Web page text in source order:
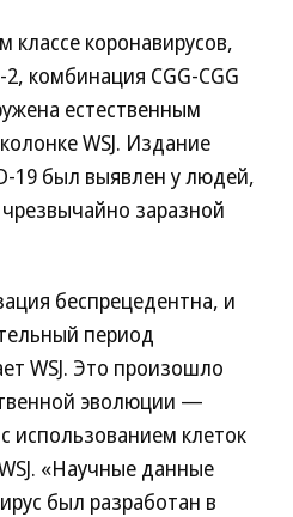
коронавирусов,
комбинация CGG-CGG
естественным
WSJ. Издание
19 был выявлен у людей,
заразной
беспрецедентна, и
период
WSJ. Это произошло
эволюции —
использованием клеток
«Научные данные
был разработан в